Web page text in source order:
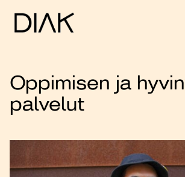
Oppimisen ja
palvelut